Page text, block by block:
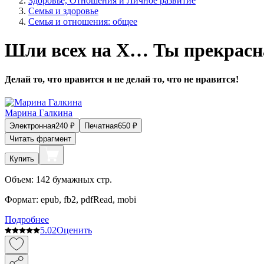
Семья и здоровье
Семья и отношения: общее
Шли всех на Х… Ты
Делай то, что нравится и не делай то, что не нравится!
Марина Галкина
Электронная240 ₽ Печатная650 ₽
Читать фрагмент
Купить
Объем: 142 бумажных стр.
Формат: epub, fb2, pdfRead, mobi
Подробнее
5.02Оценить